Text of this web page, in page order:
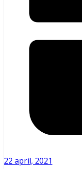
22 april, 2021